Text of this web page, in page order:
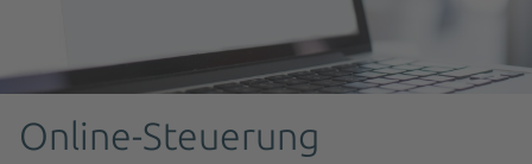
Online-Steuerung